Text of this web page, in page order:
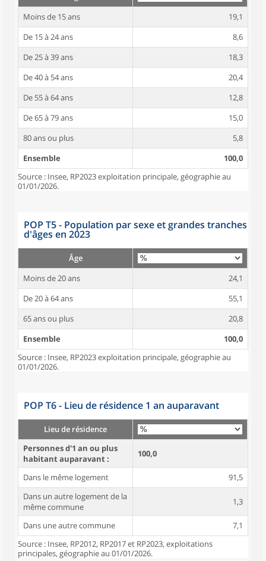
Moins de 15 ans
19,1
De 15 à 24 ans
8,6
De 25 à 39 ans
18,3
De 40 à 54 ans
20,4
De 55 à 64 ans
12,8
De 65 à 79 ans
15,0
80 ans ou plus
5,8
Ensemble
100,0
Source : Insee, RP2023 exploitation principale, géographie au
01/01/2026.
POP T5 - Population par sexe et grandes tranches
d'âges en 2023
Âge
Moins de 20 ans
24,1
De 20 à 64 ans
55,1
65 ans ou plus
20,8
Ensemble
100,0
Source : Insee, RP2023 exploitation principale, géographie au
01/01/2026.
POP T6 - Lieu de résidence 1 an auparavant
Lieu de résidence
Personnes d'1 an ou plus
habitant auparavant :
100,0
Dans le même logement
91,5
Dans un autre logement de la
même commune
1,3
Dans une autre commune
7,1
Source : Insee, RP2012, RP2017 et RP2023, exploitations
principales, géographie au 01/01/2026.